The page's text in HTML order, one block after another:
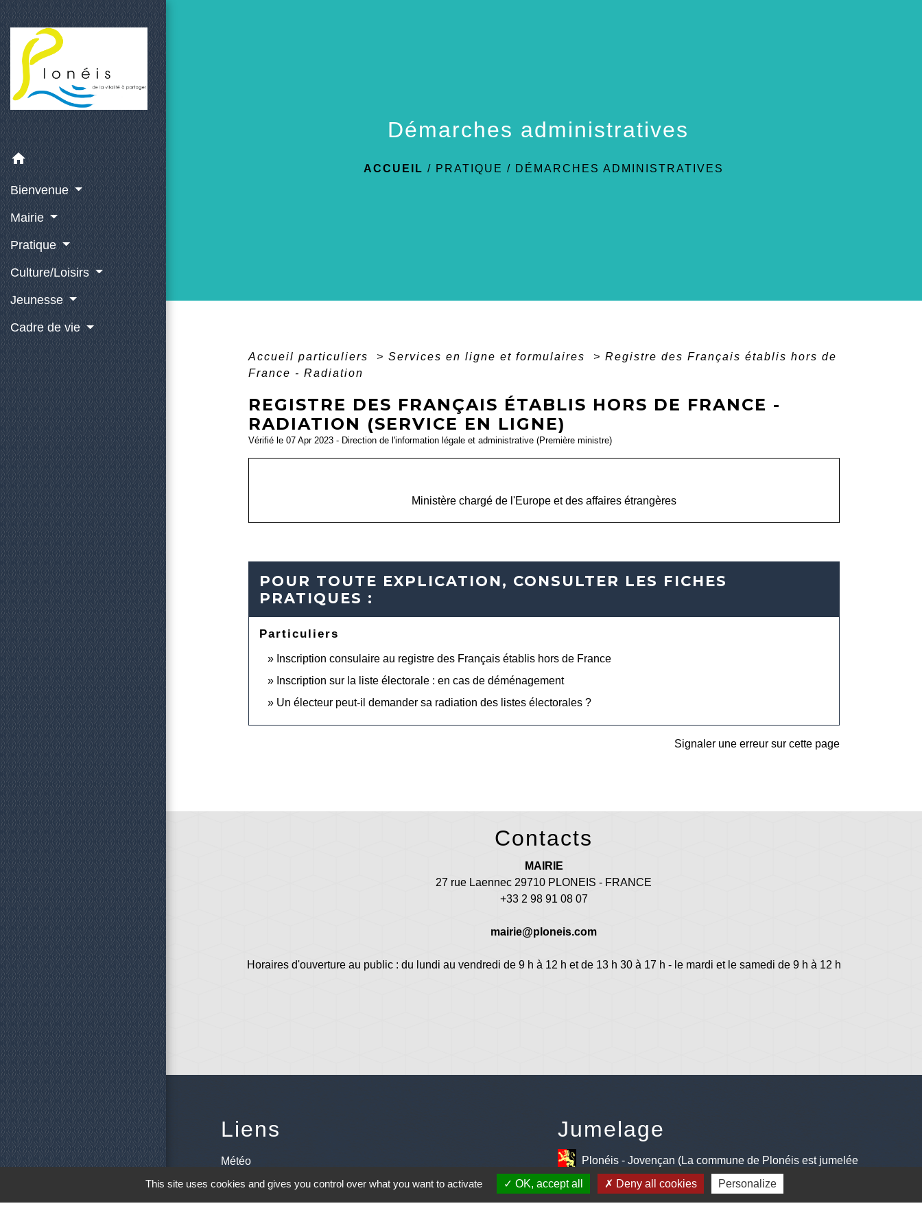
home
Bienvenue
Mairie
Pratique
Culture/Loisirs
Jeunesse
Cadre de vie
Démarches administratives
ACCUEIL / PRATIQUE / DÉMARCHES ADMINISTRATIVES
Accueil particuliers > Services en ligne et formulaires > Registre des Français établis hors de
France - Radiation
REGISTRE DES FRANÇAIS ÉTABLIS HORS DE FRANCE -
RADIATION (SERVICE EN LIGNE)
Vérifié le 07 Apr 2023 - Direction de l'information légale et administrative (Première ministre)
Ministère chargé de l'Europe et des affaires étrangères
POUR TOUTE EXPLICATION, CONSULTER LES FICHES
PRATIQUES :
Particuliers
Inscription consulaire au registre des Français établis hors de France
Inscription sur la liste électorale : en cas de déménagement
Un électeur peut-il demander sa radiation des listes électorales ?
Signaler une erreur sur cette page
Contacts
MAIRIE
27 rue Laennec 29710 PLONEIS - FRANCE
+33 2 98 91 08 07
mairie@ploneis.com
Horaires d'ouverture au public : du lundi au vendredi de 9 h à 12 h et de 13 h 30 à 17 h - le mardi et le samedi de 9 h à 12 h
Liens
Météo
Ouest France
Jumelage
Plonéis - Jovençan (La commune de Plonéis est jumelée
avec Jovençan, commune du Val d'Aoste en Italie depuis 2001)
This site uses cookies and gives you control over what you want to activate OK, accept all Deny all cookies Personalize